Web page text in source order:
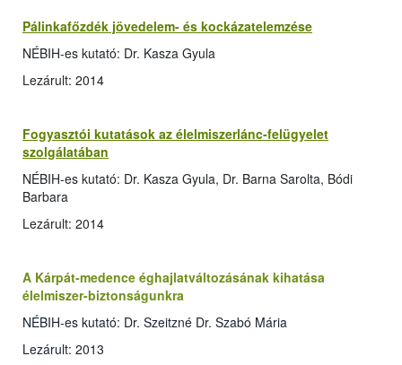
Pálinkafőzdék jövedelem- és kockázatelemzése
NÉBIH-es kutató: Dr. Kasza Gyula
Lezárult: 2014
Fogyasztói kutatások az élelmiszerlánc-felügyelet
szolgálatában
NÉBIH-es kutató: Dr. Kasza Gyula, Dr. Barna Sarolta, Bódi
Barbara
Lezárult: 2014
A Kárpát-medence éghajlatváltozásának kihatása
élelmiszer-biztonságunkra
NÉBIH-es kutató: Dr. Szeitzné Dr. Szabó Mária
Lezárult: 2013